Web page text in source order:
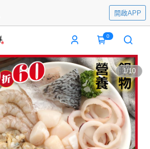
開啟APP
0
1/10